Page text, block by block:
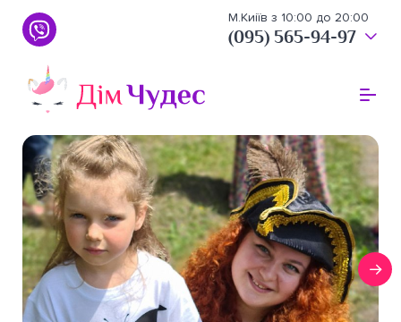
М.Киіїв з 10:00 до 20:00
(095) 565-94-97
(095) 565-94-97